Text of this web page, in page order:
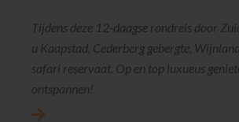
Tijdens deze 12-daagse rondreis door
u Kaapstad, Cederberg gebergte,
safari reservaat. Op en top luxueus
ontspannen!